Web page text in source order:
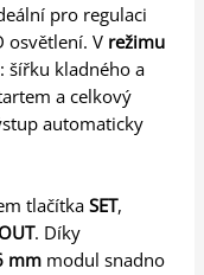
pro regulaci
osvětlení. V režimu
šířku kladného a
a celkový
automaticky
tlačítkaSET,
OUT. Díky
mm modul snadno